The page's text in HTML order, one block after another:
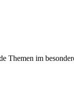
Themen im